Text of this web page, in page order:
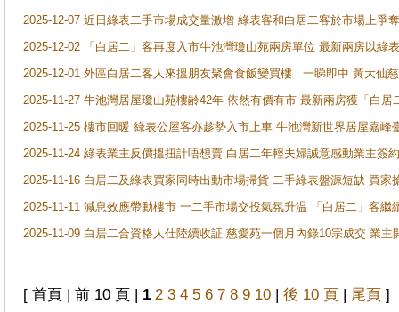
2025-12-07 近日綠表二手市場成交量激增 綠表客和白居二客於市場上
2025-12-02 「白居二」客再度入市牛池灣瓊山苑兩房單位 最新兩房以綠
2025-12-01 外區白居二客人來搵朋友聚會食飯變買樓 一睇即中 黃大仙
2025-11-27 牛池灣居屋瓊山苑樓齢42年 依然有價有市 最新兩房獲「白居
2025-11-25 樓市回暖 綠表公屋客亦趁勢入市上車 牛池灣新世界居屋嘉峰
2025-11-24 綠表業主反價搵扭計唔想賣 白居二年輕夫婦誠意感動業主簽
2025-11-16 白居二及綠表買家同時出動市場掃貨 二手綠表盤源短缺 買
2025-11-11 減息效應帶動樓市 一二手市場交投氣氛升温 「白居二」客
2025-11-09 白居二合資格人仕陸續收証 慈愛苑一個月內錄10宗成交 業
[ 首頁 | 前 10 頁 | 1 2 3 4 5 6 7 8 9 10 | 後 10 頁 | 尾頁 ]